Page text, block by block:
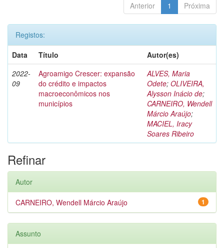
Anterior 1 Próxima
Registos:
Data
Título
Autor(es)
2022-
09
Agroamigo Crescer: expansão
do crédito e impactos
macroeconômicos nos
municípios
ALVES, Maria
Odete; OLIVEIRA,
Alysson Inácio de;
CARNEIRO, Wendell
Márcio Araújo;
MACIEL, Iracy
Soares Ribeiro
Refinar
Autor
1
CARNEIRO, Wendell Márcio Araújo
Assunto